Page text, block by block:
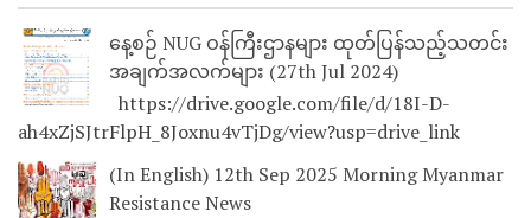
နေ့စဉ် NUG ဝန်ကြီးဌာနများ ထုတ်ပြန်သည့်သတင်း
အချက်အလက်များ (27th Jul 2024)
https://drive.google.com/file/d/18I-D-
ah4xZjSJtrFlpH_8Joxnu4vTjDg/view?usp=drive_link
(In English) 12th Sep 2025 Morning Myanmar
Resistance News